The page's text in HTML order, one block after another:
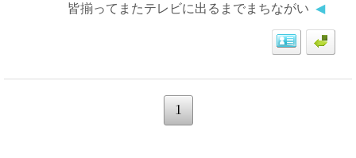
皆揃ってまたテレビに出るまでまちながい ◀
1